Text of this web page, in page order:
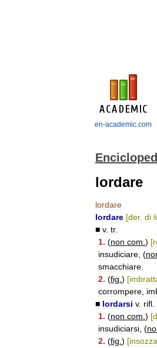
en-academic.com
lordare
lordare
lordare [der. di
■ v. tr.
1. (non com ) [
insudiciare , (
smacchiare
2. (fig ) [
corrompere
■ lordarsi v. rifl
1. (non com ) [
insudiciarsi , (
2. (fig ) [